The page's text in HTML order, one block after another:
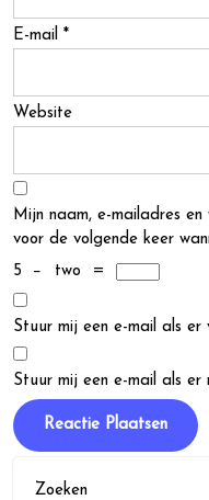
E-mail *
Website
Mijn naam, e-mailadres
voor de volgende keer
5
− two =
Stuur mij een e-mail als er
Stuur mij een e-mail als er
Zoeken